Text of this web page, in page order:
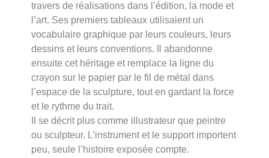
travers de réalisations dans l’édition, la mode et
l’art. Ses premiers tableaux utilisaient un
vocabulaire graphique par leurs couleurs, leurs
dessins et leurs conventions. Il abandonne
ensuite cet héritage et remplace la ligne du
crayon sur le papier par le fil de métal dans
l’espace de la sculpture, tout en gardant la force
et le rythme du trait.
Il se décrit plus comme illustrateur que peintre
ou sculpteur. L’instrument et le support importent
peu, seule l’histoire exposée compte.